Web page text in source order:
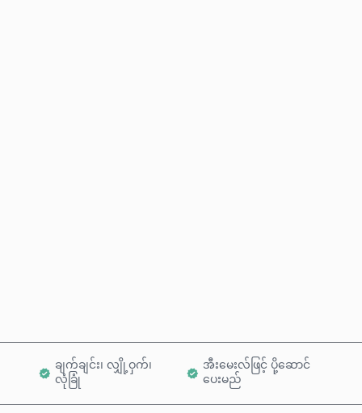
ချက်ချင်း၊ လျှို့ဝှက်၊
လုံခြုံ
အီးမေးလ်ဖြင့် ပို့ဆောင်
ပေးမည်